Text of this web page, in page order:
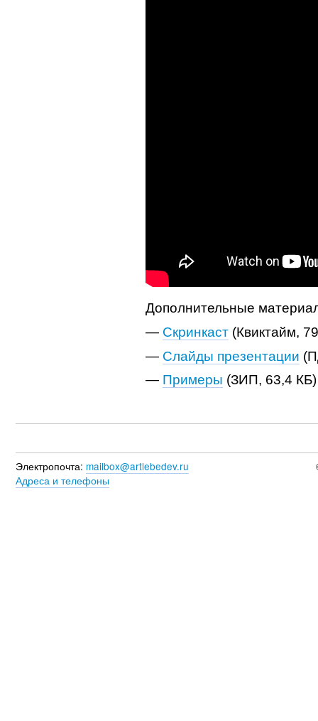
Дополнительные
— Скринкаст(Квиктайм,
— Слайды презентации
— Примеры (ЗИП, 63,4 КБ)
Электропочта: mailbox@artlebedev.ru
Адреса и телефоны